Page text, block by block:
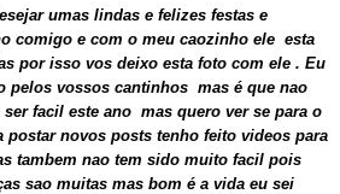
umas lindas e felizes festas e
comigo e com o meu caozinho ele esta
por isso vos deixo esta foto com ele . Eu
pelos vossos cantinhos mas é que nao
ser facil este ano mas quero ver se para o
postar novos posts tenho feito videos para
tambem nao tem sido muito facil pois
sao muitas mas bom é a vida eu sei